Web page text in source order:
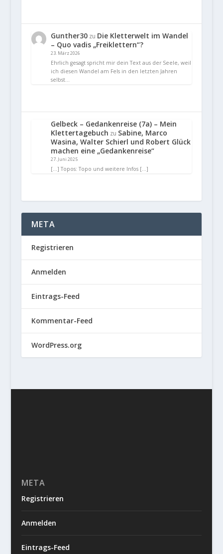
Gunther30zu Die Kletterwelt im Wandel
– Quo vadis „Freiklettern“?
23. März 2026
Ehrlich gesagt spricht mir dein Text aus der Seele, weil
ich diesen Wandel am Fels in den letzten Jahren
selbst…
Gelbeck – Gedankenreise (7a) – Mein
Klettertagebuch zu Sabine, Marco
Wasina, Walter Schierl und Robert Glück
machen eine „Gedankenreise“
27. Juni 2025
[…] Topos: Topo und weitere Infos […]
META
Registrieren
Anmelden
Eintrags-Feed
Kommentar-Feed
WordPress.org
META
Registrieren
Anmelden
Eintrags-Feed